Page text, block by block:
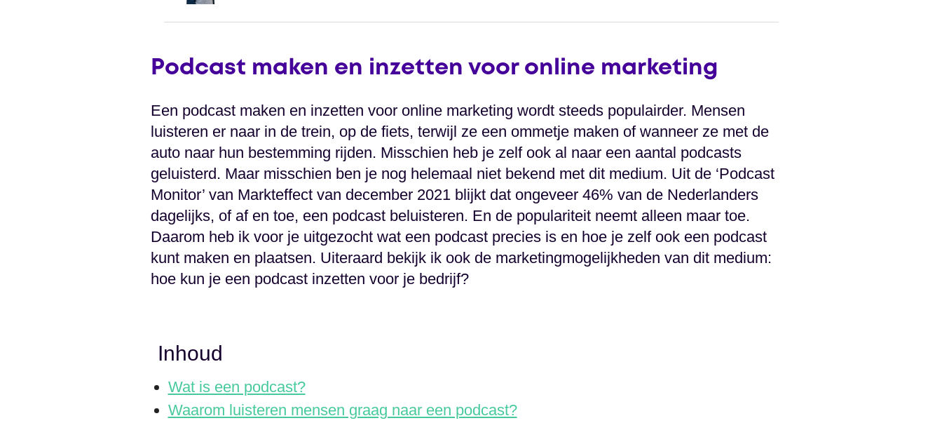
Podcast maken en inzetten voor online marketing
Een podcast maken en inzetten voor online marketing wordt steeds populairder. Mensen
luisteren er naar in de trein, op de fiets, terwijl ze een ommetje maken of wanneer ze met de
auto naar hun bestemming rijden. Misschien heb je zelf ook al naar een aantal podcasts
geluisterd. Maar misschien ben je nog helemaal niet bekend met dit medium. Uit de ‘Podcast
Monitor’ van Markteffect van december 2021 blijkt dat ongeveer 46% van de Nederlanders
dagelijks, of af en toe, een podcast beluisteren. En de populariteit neemt alleen maar toe.
Daarom heb ik voor je uitgezocht wat een podcast precies is en hoe je zelf ook een podcast
kunt maken en plaatsen. Uiteraard bekijk ik ook de marketingmogelijkheden van dit medium:
hoe kun je een podcast inzetten voor je bedrijf?
Inhoud
Wat is een podcast?
Waarom luisteren mensen graag naar een podcast?